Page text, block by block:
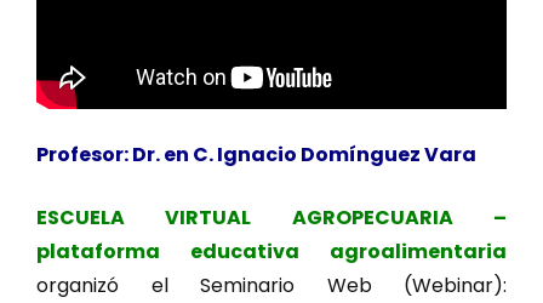
Profesor: Dr. en C. Ignacio Domínguez Vara
ESCUELA VIRTUAL AGROPECUARIA –
plataforma educativa agroalimentaria
organizó el Seminario Web (Webinar):